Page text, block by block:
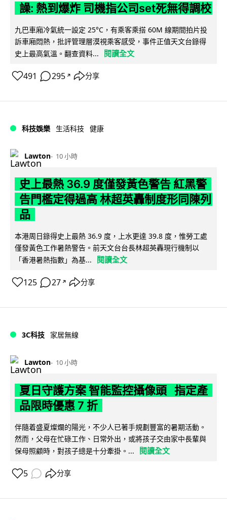
譟: 熱到爆炸 司機指公司set死無得調校
九巴車廂冷氣統一設定 25°C，有乘客乘搭 60M 線期間拍片投
訴車廂悶熱，批評管理層漠視乘客感受，事件正值天文台錄得
史上最高氣溫。翻查資料...
閱讀全文
491 295 ↗ 分享
科技娛樂 生活科技 健康
Lawton 10 小時
史上最熱 36.9 度僅發黃色警告 紅黑警
告門檻定得過高 林超英轟制度形同陳列
品
本港周日錄得史上最熱 36.9 度，上水更達 39.8 度，惟勞工處
僅發黃色工作暑熱警告。前天文台台長林超英轟現行機制以
「香港暑熱指數」為基...
閱讀全文
125 27 ↗ 分享
3C科技 家居無線
Lawton 10 小時
夏日守護方案 智能監控攝像頭 指定產
品限時優惠 7 折
伴隨着盛夏燦爛的陽光，不少人已著手規劃豐富的暑期活動。
然而，父母在忙碌工作、日常外出，或將孩子交由家中長輩與
保母照顧時，對孩子總是十分牽掛。...
閱讀全文
5 分享